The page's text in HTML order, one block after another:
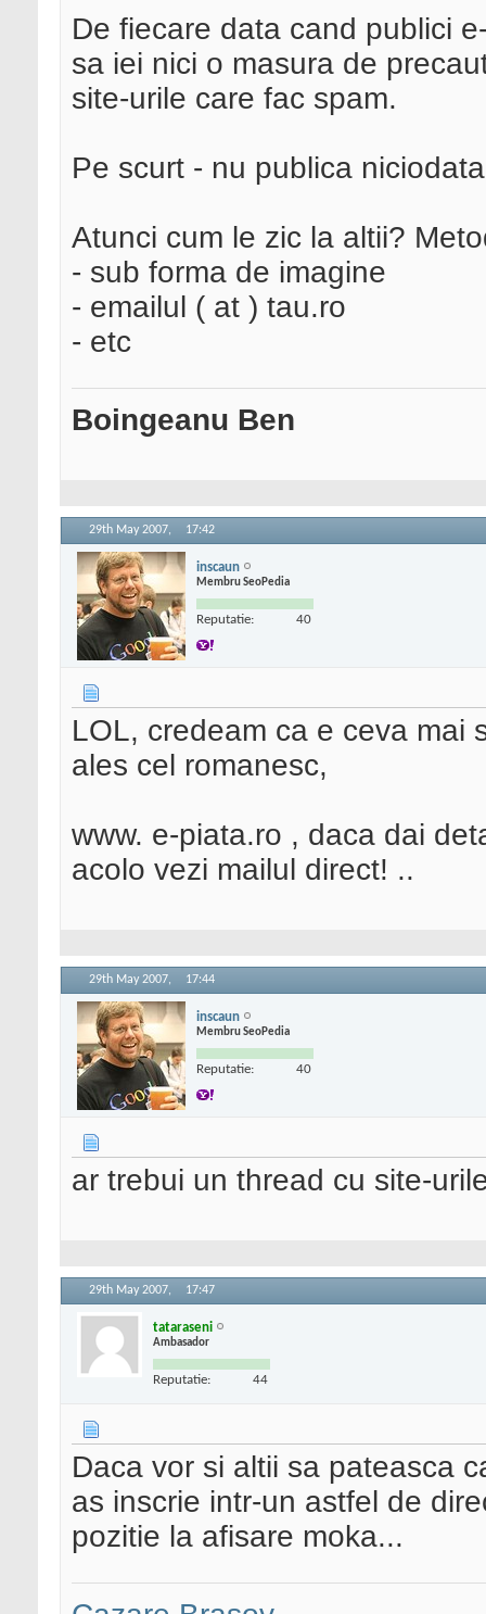
De fiecare data cand publici
sa iei nici o masura de
site-urile care fac spam.
Pe scurt - nu publica
Atunci cum le zic la altii?
- sub forma de imagine
- emailul ( at ) tau.ro
- etc
Boingeanu Ben
29th May 2007, 17:42
inscaun
Membru SeoPedia
Reputatie: 40
LOL, credeam ca e ceva mai
ales cel romanesc,
www. e-piata.ro , daca dai
acolo vezi mailul direct! ..
29th May 2007, 17:44
inscaun
Membru SeoPedia
Reputatie: 40
ar trebui un thread cu site-
29th May 2007, 17:47
tataraseni
Ambasador
Reputatie: 44
Daca vor si altii sa pateasca
as inscrie intr-un astfel de
pozitie la afisare moka...